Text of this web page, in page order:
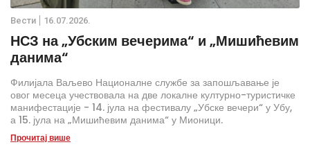
Вести 16.07.2026.
НСЗ на „Убским вечерима“ и „Мишићевим
данима“
Филијала Ваљево Националне службе за запошљавање је
овог месеца учествовала на две локалне културно-туристичке
манифестације - 14. јула на фестивалу „Убске вечери“ у Убу,
а 15. јула на „Мишићевим данима“ у Мионици.
Прочитај више